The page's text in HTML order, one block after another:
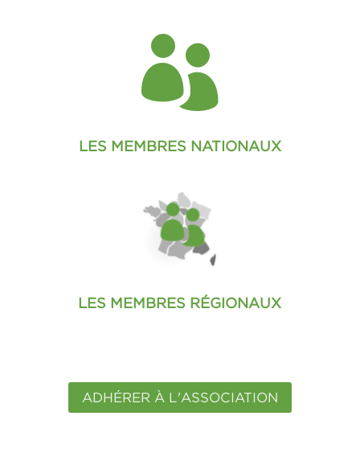

LES MEMBRES NATIONAUX
LES MEMBRES RÉGIONAUX
ADHÉRER À L'ASSOCIATION